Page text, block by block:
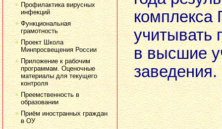
Профилактика вирусных
инфекций
Функциональная
грамотность
Проект Школа
Минпросвещения России
Приложение к рабочим
программам. Оценочные
материалы для текущего
контроля
Преемственность в
образовании
Приём иностранных граждан
в ОУ
комплекса
учитывать
в высшие
заведения.